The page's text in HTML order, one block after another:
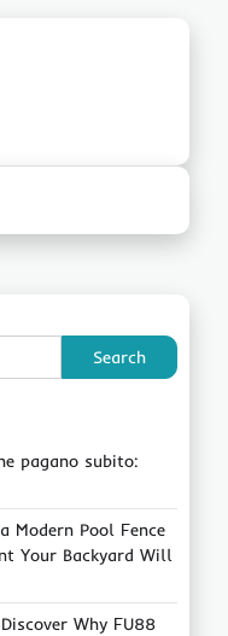
Search
pagano subito:
Modern Pool Fence
Your Backyard Will
Why FU88